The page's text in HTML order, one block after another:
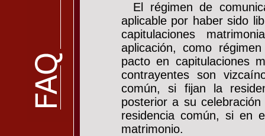
El régimen de
aplicable por haber sido
capitulaciones
aplicación, como
pacto en capitulaciones
contrayentes son
común, si fijan la
posterior a su
residencia común, si en
matrimonio.